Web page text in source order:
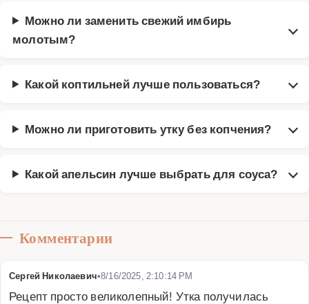
Можно ли заменить свежий имбирь
молотым?
Какой коптильней лучше пользоваться?
Можно ли приготовить утку без копчения?
Какой апельсин лучше выбрать для соуса?
Комментарии
Сергей Николаевич•8/16/2025, 2:10:14 PM
Рецепт просто великолепный! Утка получилась